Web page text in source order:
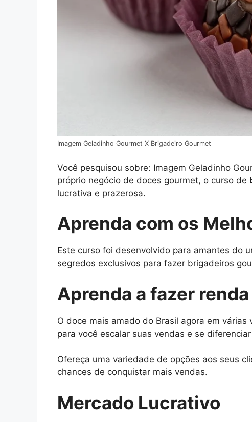
Imagem Geladinho Gourmet X Brigadeiro Gourmet
Você pesquisou sobre: Imagem Geladinho
próprio negócio de doces gourmet, o curso de
lucrativa e prazerosa.
Aprenda com os
Este curso foi desenvolvido para amantes do
segredos exclusivos para fazer brigadeiros
Aprenda a fazer
O doce mais amado do Brasil agora em
para você escalar suas vendas e se
Ofereça uma variedade de opções aos seus
chances de conquistar mais vendas.
Mercado Lucrativo